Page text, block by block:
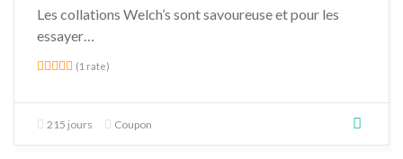
Les collations Welch’s sont savoureuse et pour les
essayer…
(1 rate)
215 jours Coupon